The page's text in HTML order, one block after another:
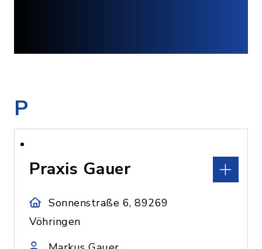
P
Praxis Gauer
Sonnenstraße 6, 89269
Vöhringen